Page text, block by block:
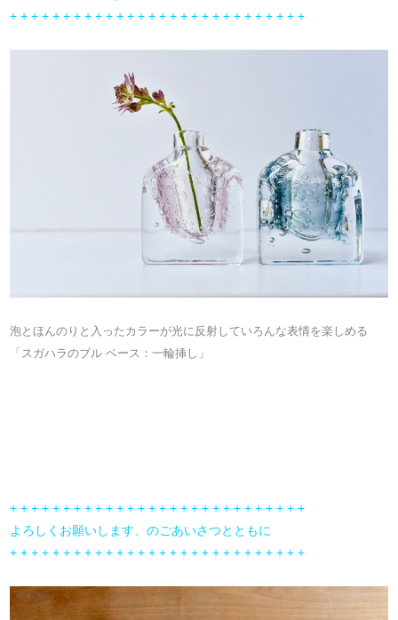
+ + + + + + + + + + + + + + + + + + + + + + + + + + + +
泡とほんのりと入ったカラーが光に反射していろんな表情を楽しめる
「スガハラのブル ベース：一輪挿し」
+ + + + + + + + + + + + + + + + + + + + + + + + + + + +
よろしくお願いします、のごあいさつとともに
+ + + + + + + + + + + + + + + + + + + + + + + + + + + +